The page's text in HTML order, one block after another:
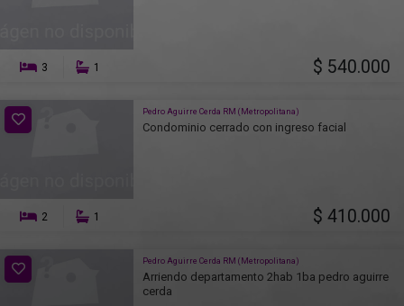
3 1 $ 540.000
Pedro Aguirre Cerda RM (Metropolitana)
Condominio cerrado con ingreso facial
2 1 $ 410.000
Pedro Aguirre Cerda RM (Metropolitana)
Arriendo departamento 2hab 1ba pedro aguirre
cerda